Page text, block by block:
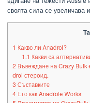
своята сила се увеличава
1 Какво ли Anadrol?
1.1 Какви са
2 Въвеждане на Crazy Bulk
drol стероид.
3Съставките
4 Ето как Anadrole Works